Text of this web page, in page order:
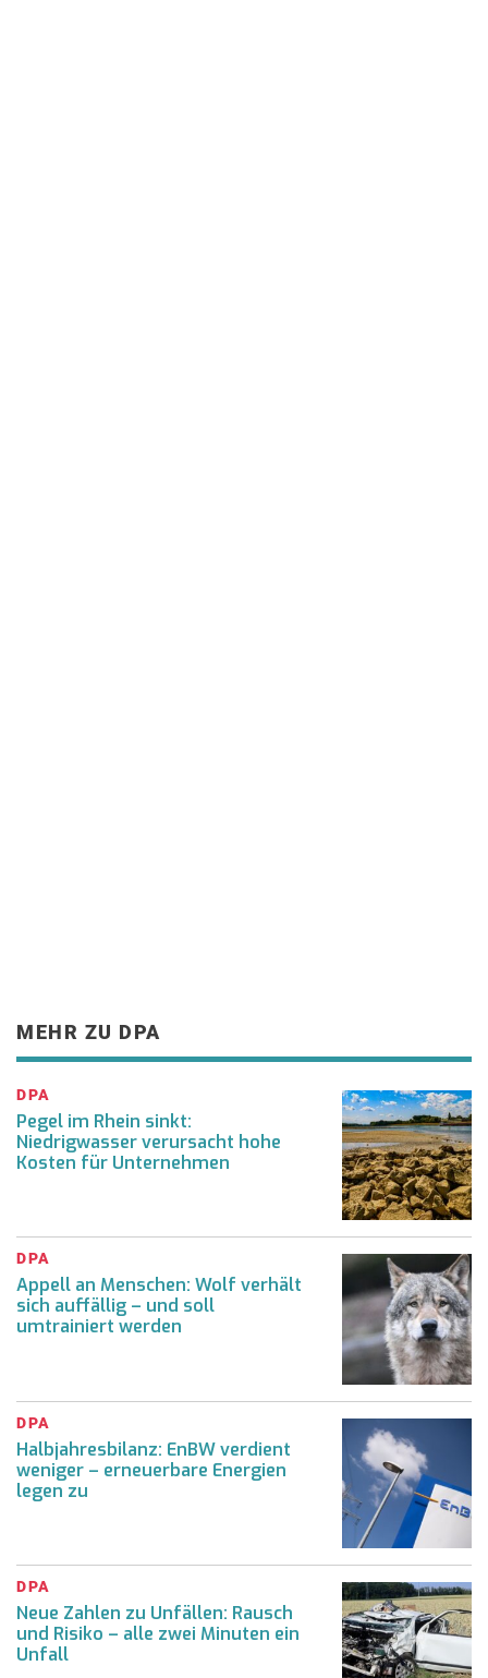
MEHR ZU DPA
DPA
Pegel im Rhein sinkt:
Niedrigwasser verursacht hohe
Kosten für Unternehmen
DPA
Appell an Menschen: Wolf verhält
sich auffällig – und soll
umtrainiert werden
DPA
Halbjahresbilanz: EnBW verdient
weniger – erneuerbare Energien
legen zu
DPA
Neue Zahlen zu Unfällen: Rausch
und Risiko – alle zwei Minuten ein
Unfall